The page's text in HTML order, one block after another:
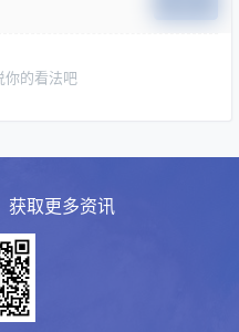
你的看法吧
获取更多资讯